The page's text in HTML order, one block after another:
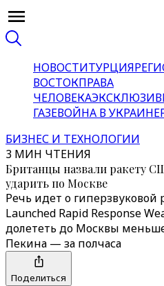
НОВОСТИТУРЦИЯ
ВОСТОКПРАВА
ЧЕЛОВЕКАЭКСКЛЮЗИВ
ГАЗЕВОЙНА В УКРАИНЕ
БИЗНЕС И ТЕХНОЛОГИИ
3 МИН ЧТЕНИЯ
Британцы назвали ракету
ударить по Москве
Речь идет о гиперзвуковой
Launched Rapid Response
долететь до Москвы
Пекина — за полчаса
Поделиться